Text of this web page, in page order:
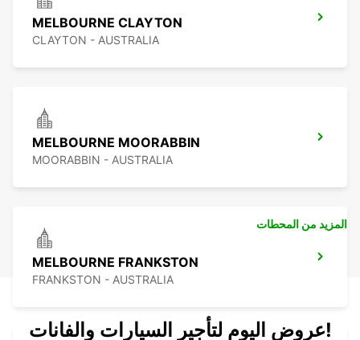
MELBOURNE CLAYTON
CLAYTON - AUSTRALIA
MELBOURNE MOORABBIN
MOORABBIN - AUSTRALIA
MELBOURNE FRANKSTON
FRANKSTON - AUSTRALIA
المزيد من المحطات
عروض اليوم لتأجير السيارات والفانات!